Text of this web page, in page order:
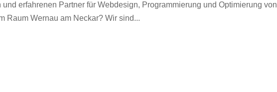
erfahrenen Partner für Webdesign, Programmierung und Optimierung von
Raum Wernau am Neckar? Wir sind...